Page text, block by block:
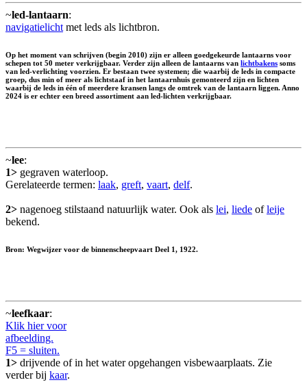
~led-lantaarn:
navigatielicht met leds als lichtbron.
Op het moment van schrijven (begin 2010) zijn er alleen goedgekeurde lantaarns voor
schepen tot 50 meter verkrijgbaar. Verder zijn alleen de lantaarns van lichtbakens soms
van led-verlichting voorzien. Er bestaan twee systemen; die waarbij de leds in compacte
groep, dus min of meer als lichtstaaf in het lantaarnhuis gemonteerd zijn en lichten
waarbij de leds in één of meerdere kransen langs de omtrek van de lantaarn liggen. Anno
2024 is er echter een breed assortiment aan led-lichten verkrijgbaar.
~lee:
1> gegraven waterloop.
Gerelateerde termen: laak, greft, vaart, delf.
2> nagenoeg stilstaand natuurlijk water. Ook als lei, liede ofleije
bekend.
Bron: Wegwijzer voor de binnenscheepvaart Deel 1, 1922.
~leefkaar:
Klik hier voor
afbeelding.
F5 = sluiten.
1> drijvende of in het water opgehangen visbewaarplaats. Zie
verder bij kaar.